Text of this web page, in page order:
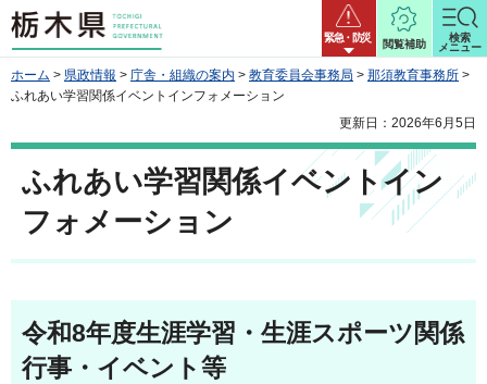
栃木県 緊急・防災
閲覧補助
検索
メニュー
ホーム > 県政情報 > 庁舎・組織の案内 > 教育委員会事務局 > 那須教育事務所 >
ふれあい学習関係イベントインフォメーション
更新日：2026年6月5日
ふれあい学習関係イベントイン
フォメーション
令和8年度生涯学習・生涯スポーツ関係
行事・イベント等